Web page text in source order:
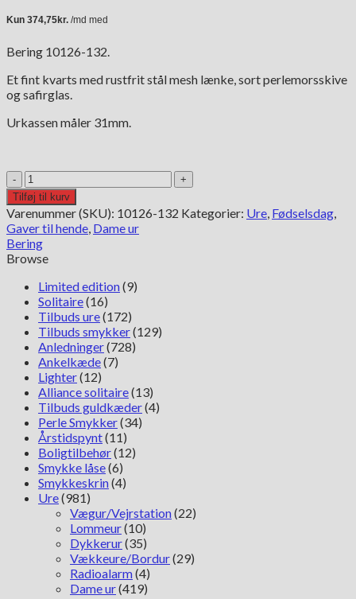
Bering 10126-132.
Et fint kvarts med rustfrit stål mesh lænke, sort perlemorsskive
og safirglas.
Urkassen måler 31mm.
Bering
10126-
132
antal
Tilføj til kurv
Varenummer (SKU): 10126-132 Kategorier: Ure, Fødselsdag,
Gaver til hende, Dame ur
Bering
Browse
Limited edition(9)
Solitaire(16)
Tilbuds ure(172)
Tilbuds smykker(129)
Anledninger(728)
Ankelkæde(7)
Lighter(12)
Alliance solitaire(13)
Tilbuds guldkæder(4)
Perle Smykker(34)
Årstidspynt(11)
Boligtilbehør(12)
Smykke låse(6)
Smykkeskrin(4)
Ure(981)
Vægur/Vejrstation(22)
Lommeur(10)
Dykkerur(35)
Vækkeure/Bordur(29)
Radioalarm(4)
Dame ur(419)